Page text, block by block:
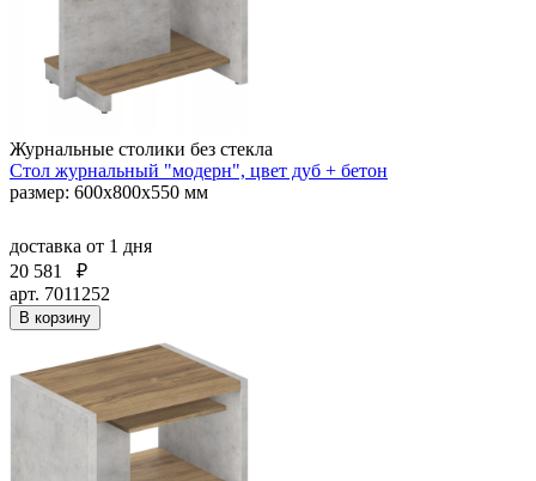
Журнальные столики без стекла
Стол журнальный "модерн", цвет дуб + бетон
размер: 600х800х550 мм
доставка от 1 дня
20 581
₽
арт. 7011252
В корзину